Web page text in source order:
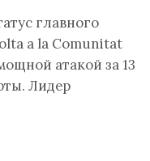
главного
a la Comunitat
атакой за 13
Лидер